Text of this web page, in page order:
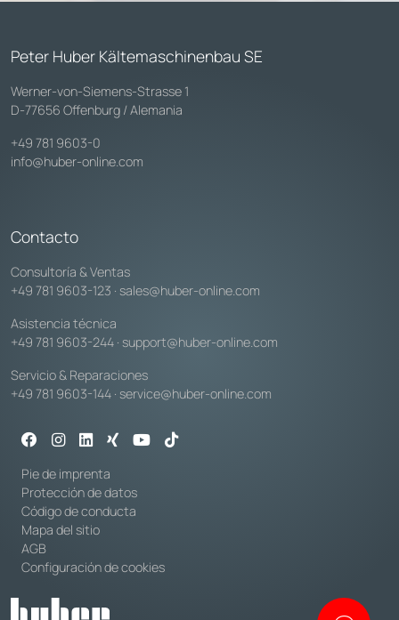
Peter Huber Kältemaschinenbau SE
Werner-von-Siemens-Strasse 1
D-77656 Offenburg / Alemania
+49 781 9603-0
info@huber-online.com
Contacto
Consultoría & Ventas
+49 781 9603-123 · sales@huber-online.com
Asistencia técnica
+49 781 9603-244 · support@huber-online.com
Servicio & Reparaciones
+49 781 9603-144 · service@huber-online.com
Pie de imprenta
Protección de datos
Código de conducta
Mapa del sitio
AGB
Configuración de cookies